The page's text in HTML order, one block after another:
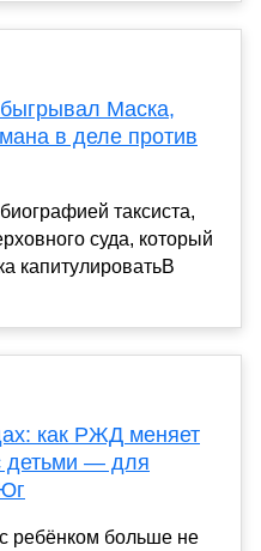
Маска,
в деле против
таксиста,
суда, который
капитулироватьВ
как РЖД меняет
детьми — для
ребёнком больше не